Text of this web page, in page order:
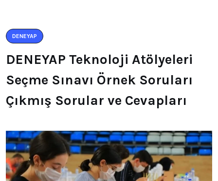
DENEYAP
DENEYAP Teknoloji Atölyeleri
Seçme Sınavı Örnek Soruları
Çıkmış Sorular ve Cevapları